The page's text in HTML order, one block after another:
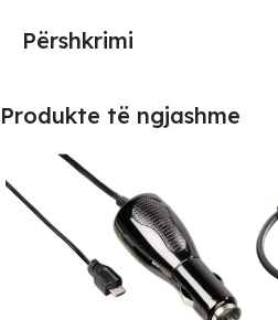
Përshkrimi
Produkte të ngjashme